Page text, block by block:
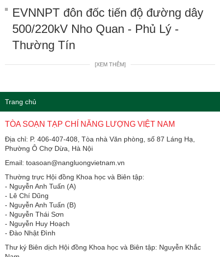
EVNNPT đôn đốc tiến độ đường dây
500/220kV Nho Quan - Phủ Lý -
Thường Tín
[XEM THÊM]
Trang chủ
TÒA SOẠN TẠP CHÍ NĂNG LƯỢNG VIỆT NAM
Địa chỉ: P. 406-407-408, Tòa nhà Văn phòng, số 87 Láng Hạ,
Phường Ô Chợ Dừa, Hà Nội
Email: toasoan@nangluongvietnam.vn
Thường trực Hội đồng Khoa học và Biên tập:
​​​​​​- Nguyễn Anh Tuấn (A)
- Lê Chí Dũng
- Nguyễn Anh Tuấn (B)
- Nguyễn Thái Sơn
- Nguyễn Huy Hoạch
- Đào Nhật Đình
Thư ký Biên dịch Hội đồng Khoa học và Biên tập: Nguyễn Khắc